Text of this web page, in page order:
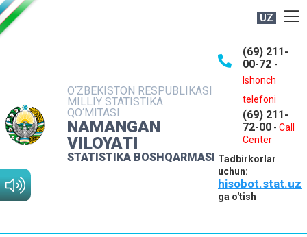
UZ
O‘ZBEKISTON RESPUBLIKASI
MILLIY STATISTIKA
QO‘MITASI
NAMANGAN
VILOYATI
STATISTIKA BOSHQARMASI
(69) 211-
00-72 -
Ishonch
telefoni
(69) 211-
72-00 - Call
Center
Tadbirkorlar
uchun:
hisobot.stat.uz
ga o'tish
NASHRLAR
INTERAKTIV XIZMATLAR
MATBUOT XIZMATI
MUROJAATLAR